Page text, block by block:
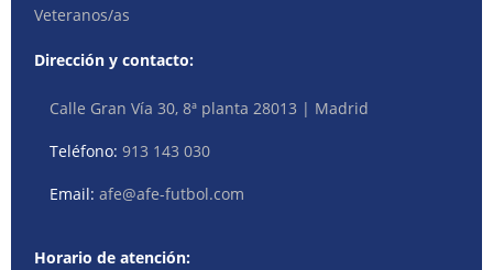
Veteranos/as
Dirección y contacto:
Calle Gran Vía 30, 8ª planta 28013 | Madrid
Teléfono:913 143 030
Email:afe@afe-futbol.com
Horario de atención: